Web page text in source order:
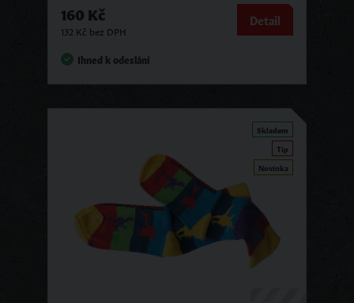
160 Kč
132 Kč bez DPH
Detail
Ihned k odeslání
Skladem
Tip
Novinka